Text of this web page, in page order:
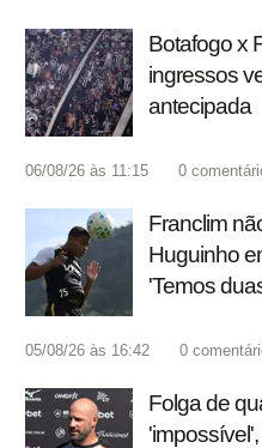
Botafogo x
ingressos
antecipada
06/08/26 às 11:15 0
Franclim
Huguinho
'Temos
05/08/26 às 16:42 0
Folga de